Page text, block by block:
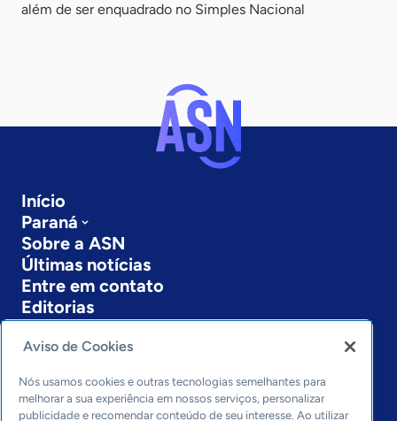
além de ser enquadrado no Simples Nacional
Início
Paraná
Sobre a ASN
Últimas notícias
Entre em contato
Editorias
Economia & Política
Cultura empreendedora
Dados
Aviso de Cookies
Nós usamos cookies e outras tecnologias semelhantes para
melhorar a sua experiência em nossos serviços, personalizar
publicidade e recomendar conteúdo de seu interesse. Ao utilizar